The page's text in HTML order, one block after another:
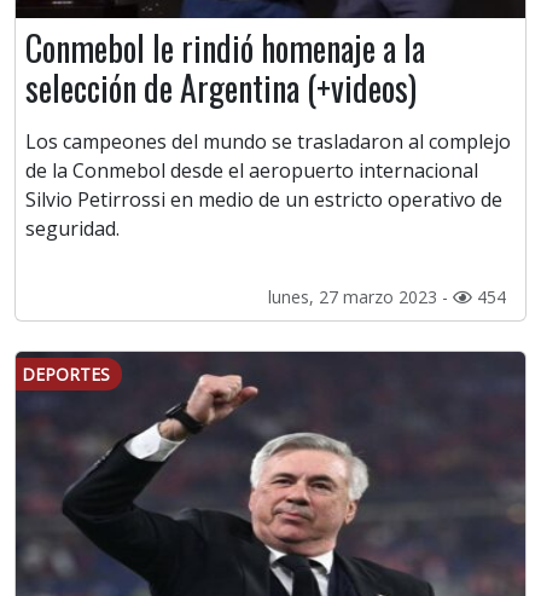
Conmebol le rindió homenaje a la
selección de Argentina (+videos)
Los campeones del mundo se trasladaron al complejo
de la Conmebol desde el aeropuerto internacional
Silvio Petirrossi en medio de un estricto operativo de
seguridad.
lunes, 27 marzo 2023 - 454
DEPORTES